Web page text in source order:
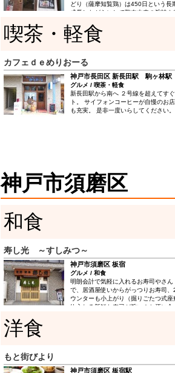
どり（薩摩知覧鶏）は450日という長
成長しながらにして鶏肉本来の旨味
州を中心とする地域ではさつま知覧
為、さしみ・炭火焼・鍋物で『新鮮
コラーゲンスープは美肌効果抜群 人
喫茶・軽食
カフェｄｅめりおーる
神戸市長田区 新長田駅 駒ヶ林駅
グルメ / 喫茶・軽食
新長田駅から南へ ２号線を超えてす
ト。 サイフォンコーヒーが自慢のお
も充実。 是非一度いらしてください。
神戸市須磨区
和食
寿し光 ～すしみつ～
神戸市須磨区 板宿
グルメ / 和食
明朗会計で気軽に入れるお寿司やさ
で、居酒屋使いからがっつりお寿司
ウンターも小上がり（掘りごたつ式
仕入れる新鮮な寿司が旨い！お酒に
洋食
もと街びより
神戸市須磨区 板宿駅